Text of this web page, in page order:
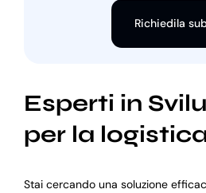
Richiedila
Esperti in
per la
Stai cercando una soluzione